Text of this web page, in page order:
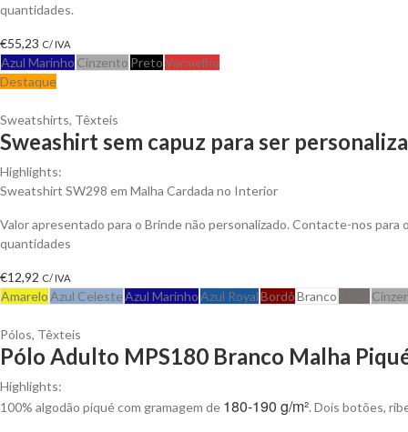
quantidades.
€55,23 C/ IVA
Azul Marinho Cinzento PretoVermelho
Destaque
Sweatshirts, Têxteis
Sweashirt sem capuz para ser
Highlights:
Sweatshirt SW298 em Malha Cardada no Interior
Valor apresentado para o Brinde não personalizado. Contacte-nos
quantidades
€12,92 C/ IVA
AmareloAzul CelesteAzul MarinhoAzul RoyalBordôBranco
Pólos, Têxteis
Pólo Adulto MPS180 Branco Malha
Highlights:
100% algodão piqué com gramagem de 180-190 g/m². Dois botões,